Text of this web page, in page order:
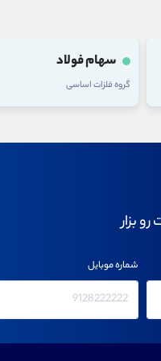
سهام فولاد
گروه فلزات اساسی
بزار
شماره موبایل